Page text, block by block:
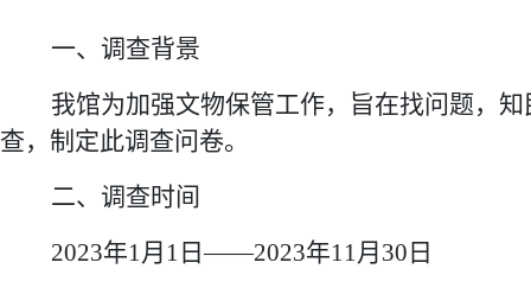
一、调查背景
我馆为加强文物保管工作， 旨在找问题， 知
查， 制定此调查问卷。
二、调查时间
2023年1月1日——2023年11月30日